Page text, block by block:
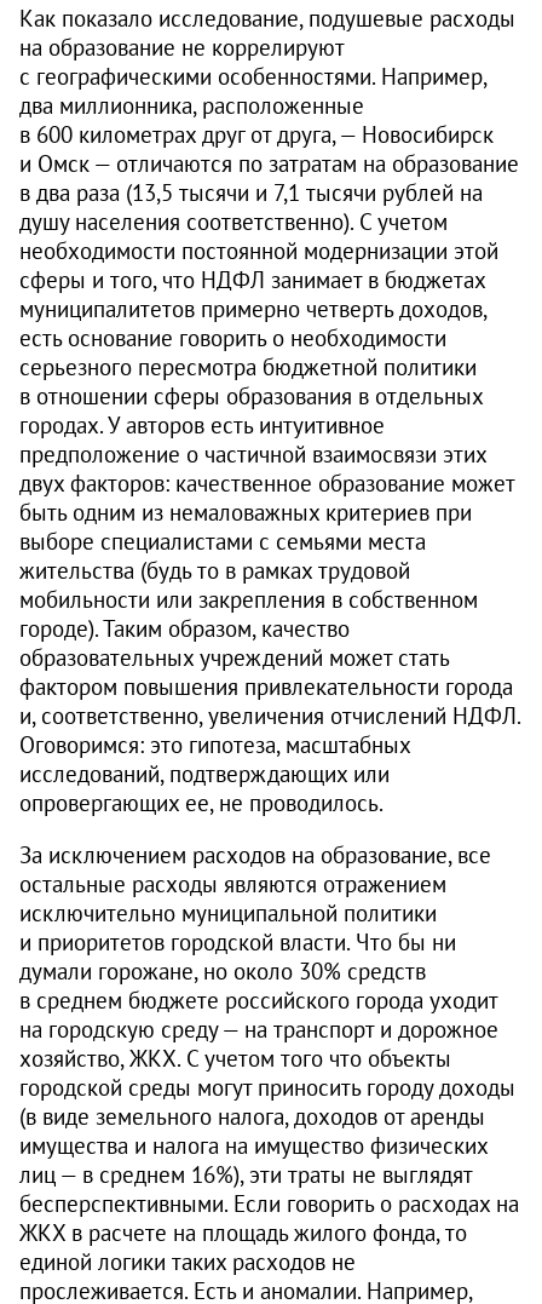
Как показало исследование, подушевые расходы
на образование не коррелируют
с географическими особенностями. Например,
два миллионника, расположенные
в 600 километрах друг от друга, — Новосибирск
и Омск — отличаются по затратам на образование
в два раза (13,5 тысячи и 7,1 тысячи рублей на
душу населения соответственно). С учетом
необходимости постоянной модернизации этой
сферы и того, что НДФЛ занимает в бюджетах
муниципалитетов примерно четверть доходов,
есть основание говорить о необходимости
серьезного пересмотра бюджетной политики
в отношении сферы образования в отдельных
городах. У авторов есть интуитивное
предположение о частичной взаимосвязи этих
двух факторов: качественное образование может
быть одним из немаловажных критериев при
выборе специалистами с семьями места
жительства (будь то в рамках трудовой
мобильности или закрепления в собственном
городе). Таким образом, качество
образовательных учреждений может стать
фактором повышения привлекательности города
и, соответственно, увеличения отчислений НДФЛ.
Оговоримся: это гипотеза, масштабных
исследований, подтверждающих или
опровергающих ее, не проводилось.
За исключением расходов на образование, все
остальные расходы являются отражением
исключительно муниципальной политики
и приоритетов городской власти. Что бы ни
думали горожане, но около 30% средств
в среднем бюджете российского города уходит
на городскую среду — на транспорт и дорожное
хозяйство, ЖКХ. С учетом того что объекты
городской среды могут приносить городу доходы
(в виде земельного налога, доходов от аренды
имущества и налога на имущество физических
лиц — в среднем 16%), эти траты не выглядят
бесперспективными. Если говорить о расходах на
ЖКХ в расчете на площадь жилого фонда, то
единой логики таких расходов не
прослеживается. Есть и аномалии. Например,